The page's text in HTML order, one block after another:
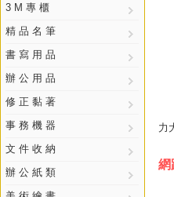
3 M 專 櫃
精 品 名 筆
書 寫 用 品
辦 公 用 品
修 正 黏 著
事 務 機 器
文 件 收 納
辦 公 紙 類
力
網